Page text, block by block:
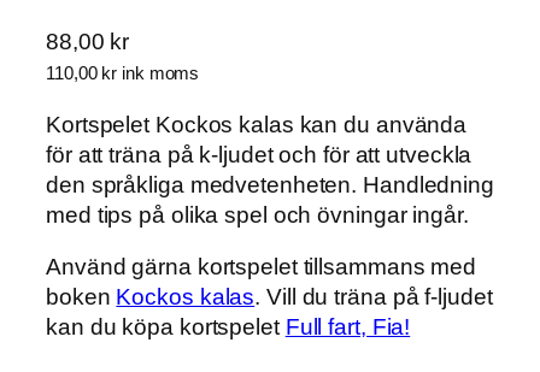
88,00 kr
110,00 kr ink moms
Kortspelet Kockos kalas kan du använda
för att träna på k-ljudet och för att utveckla
den språkliga medvetenheten. Handledning
med tips på olika spel och övningar ingår.
Använd gärna kortspelet tillsammans med
boken Kockos kalas. Vill du träna på f-ljudet
kan du köpa kortspelet Full fart, Fia!